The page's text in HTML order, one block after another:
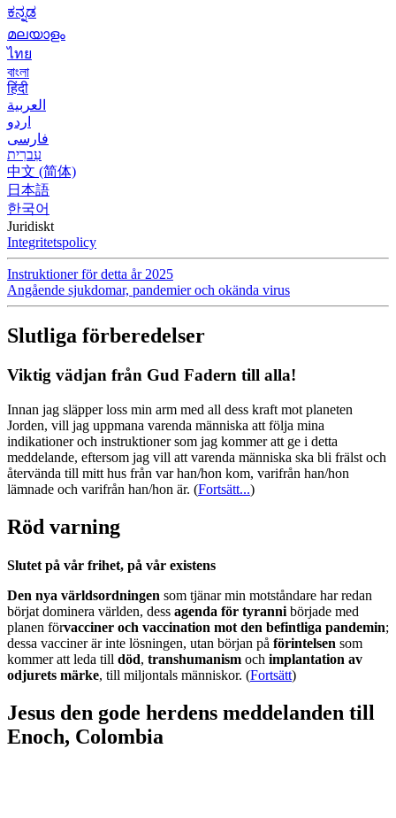
ಕನ್ನಡ
മലയാളം
ไทย
বাংলা
हिंदी
العربية
اردو
فارسی
עִברִית
中文 (简体)
日本語
한국어
Juridiskt
Integritetspolicy
Instruktioner för detta år 2025
Angående sjukdomar, pandemier och okända virus
Slutliga förberedelser
Viktig vädjan från Gud Fadern till alla!
Innan jag släpper loss min arm med all dess kraft mot planeten
Jorden, vill jag uppmana varenda människa att följa mina
indikationer och instruktioner som jag kommer att ge i detta
meddelande, eftersom jag vill att varenda människa ska bli frälst och
återvända till mitt hus från var han/hon kom, varifrån han/hon
lämnade och varifrån han/hon är. (Fortsätt...)
Röd varning
Slutet på vår frihet, på vår existens
Den nya världsordningen som tjänar min motståndare har redan
börjat dominera världen, dess agenda för tyranni började med
planen förvacciner och vaccination mot den befintliga pandemin;
dessa vacciner är inte lösningen, utan början på förintelsen som
kommer att leda till död, transhumanism och implantation av
odjurets märke, till miljontals människor. (Fortsätt)
Jesus den gode herdens meddelanden till
Enoch, Colombia